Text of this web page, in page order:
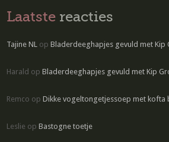
Laatste reacties
Tajine NL opBladerdeeghapjes gevuld met Kip
Harald opBladerdeeghapjes gevuld met Kip
Remco opDikke vogeltongetjessoep met kofta
Leslie opBastogne toetje